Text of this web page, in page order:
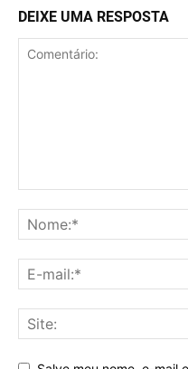
DEIXE UMA RESPOSTA